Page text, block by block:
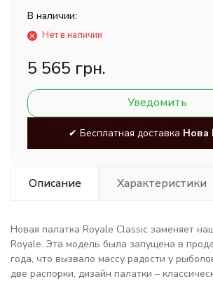
В наличии:
Нет в наличии
5 565 грн.
Уведомить
✔ Бесплатная доставка Нова
Описание Характеристики
Новая палатка Royale Classic заменяет
Royale. Эта модель была запущена в
года, что вызвало массу радости у
две распорки, дизайн палатки –